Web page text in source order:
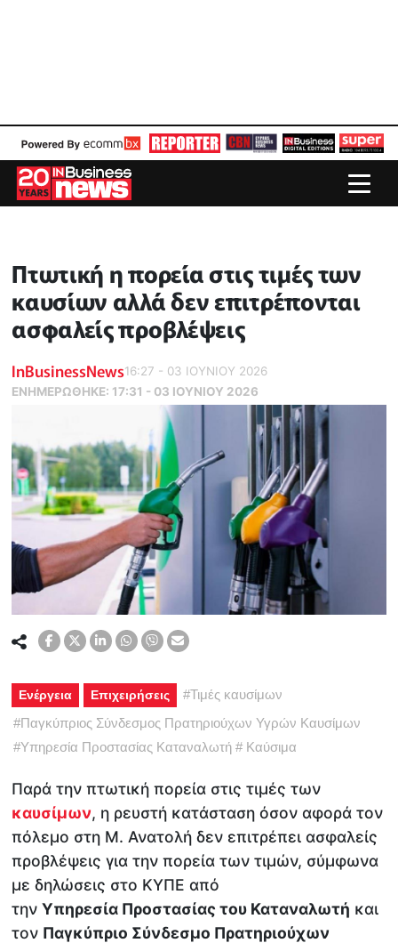
Πτωτική η πορεία στις τιμές των
καυσίων αλλά δεν επιτρέπονται
ασφαλείς προβλέψεις
InBusinessNews16:27 - 03 ΙΟΥΝΙΟΥ 2026
ΕΝΗΜΕΡΏΘΗΚΕ: 17:31 - 03 ΙΟΥΝΙΟΥ 2026
Ενέργεια Επιχειρήσεις #Τιμές καυσίμων
#Παγκύπριος Σύνδεσμος Πρατηριούχων Υγρών Καυσίμων
#Υπηρεσία Προστασίας Καταναλωτή # Καύσιμα
Παρά την πτωτική πορεία στις τιμές των
καυσίμων, η ρευστή κατάσταση όσον αφορά τον
πόλεμο στη Μ. Ανατολή δεν επιτρέπει ασφαλείς
προβλέψεις για την πορεία των τιμών, σύμφωνα
με δηλώσεις στο ΚΥΠΕ από
τηνΥπηρεσία Προστασίας του Καταναλωτή και
τον Παγκύπριο Σύνδεσμο Πρατηριούχων